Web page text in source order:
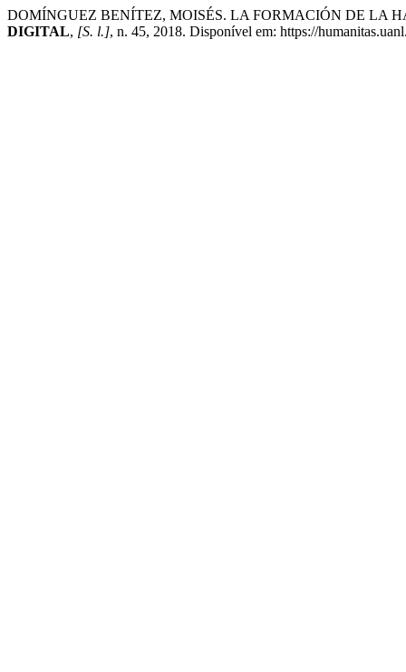
DOMÍNGUEZ BENÍTEZ, MOISÉS. LA FORMACIÓN DE LA
DIGITAL, [S. l.], n. 45, 2018. Disponível em: https://